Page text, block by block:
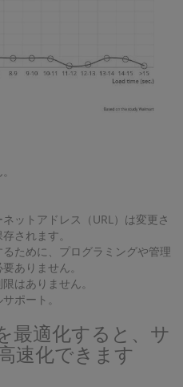
ットアドレス（URL）は変更さ
されます。
ために、プログラミングや管理
ありません。
はありません。
ポート。
最適化すると、サ
速化できます